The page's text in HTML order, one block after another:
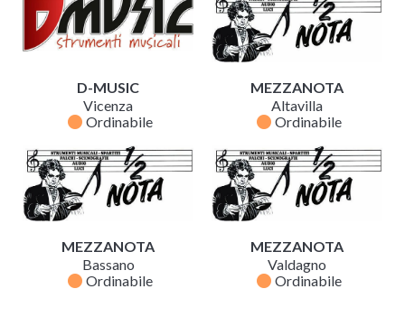
D-MUSIC
Vicenza
fiber_manual_record Ordinabile
MEZZANOTA
Altavilla
fiber_manual_record Ordinabile
MEZZANOTA
Bassano
fiber_manual_record Ordinabile
MEZZANOTA
Valdagno
fiber_manual_record Ordinabile